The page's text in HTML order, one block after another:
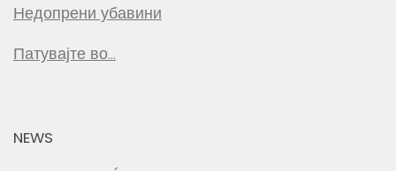
Недопрени убавини
Патувајте во…
NEWS